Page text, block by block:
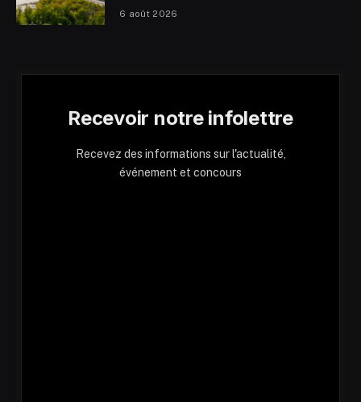
6 août 2026
Recevoir notre infolettre
Recevez des informations sur l'actualité,
événement et concours